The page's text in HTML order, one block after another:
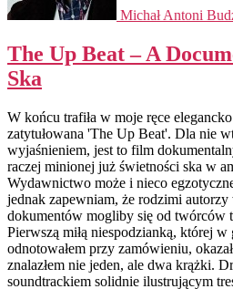
Michał Antoni
The Up Beat – A
Ska
W końcu trafiła w moje ręce
zatytułowana 'The Up Beat'. Dla nie
wyjaśnieniem, jest to film
raczej minionej już świetności ska w
Wydawnictwo może i nieco
jednak zapewniam, że rodzimi
dokumentów mogliby się od twórców
Pierwszą miłą niespodzianką, której w
odnotowałem przy zamówieniu,
znalazłem nie jeden, ale dwa krążki.
soundtrackiem solidnie ilustrującym